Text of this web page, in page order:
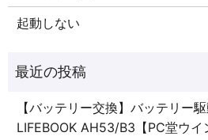
起動しない
【バッテリー交換】バッテリー
LIFEBOOK AH53/B3【PC堂ウイ